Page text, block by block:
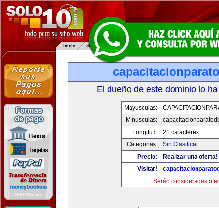
El dueño de este dominio lo
Mayusculas:
Minusculas:
Longitud:
21 caracteres
Categorias:
Sin Clasificar
Precio:
Realizar una oferta!
Visitar!
Serán consideradas